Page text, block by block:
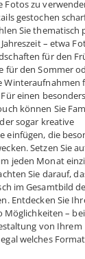
Fotos zu
gestochen
Sie thematisch
– etwa
für den
für den Sommer
Winteraufnahmen
einen besonders
können Sie
sogar kreative
einfügen, die
Setzen Sie
jeden Monat
Sie darauf,
im Gesamtbild
Entdecken Sie
Möglichkeiten –
von Ihrem
welches